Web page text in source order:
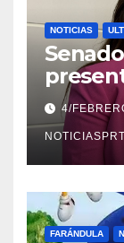
NOTICIAS
4/
FARÁNDULA